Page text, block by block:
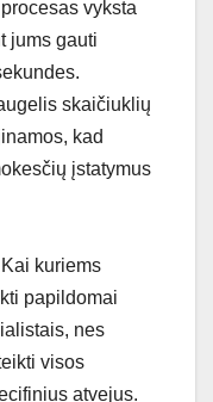
vyksta
jums gauti
skaičiuklių
kad
įstatymus
kuriems
papildomai
nes
visos
atvejus.